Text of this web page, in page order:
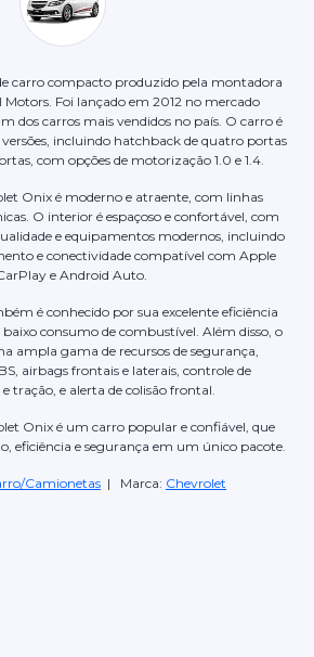
carro compacto produzido pela montadora
Foi lançado em 2012 no mercado
dos carros mais vendidos no país. O carro é
incluindo hatchback de quatro portas
com opções de motorização 1.0 e 1.4.
Onix é moderno e atraente, com linhas
O interior é espaçoso e confortável, com
e equipamentos modernos, incluindo
e conectividade compatível com Apple
e Android Auto.
é conhecido por sua excelente eficiência
consumo de combustível. Além disso, o
ampla gama de recursos de segurança,
airbags frontais e laterais, controle de
tração, e alerta de colisão frontal.
Onix é um carro popular e confiável, que
eficiência e segurança em um único pacote.
Camionetas | Marca: Chevrolet